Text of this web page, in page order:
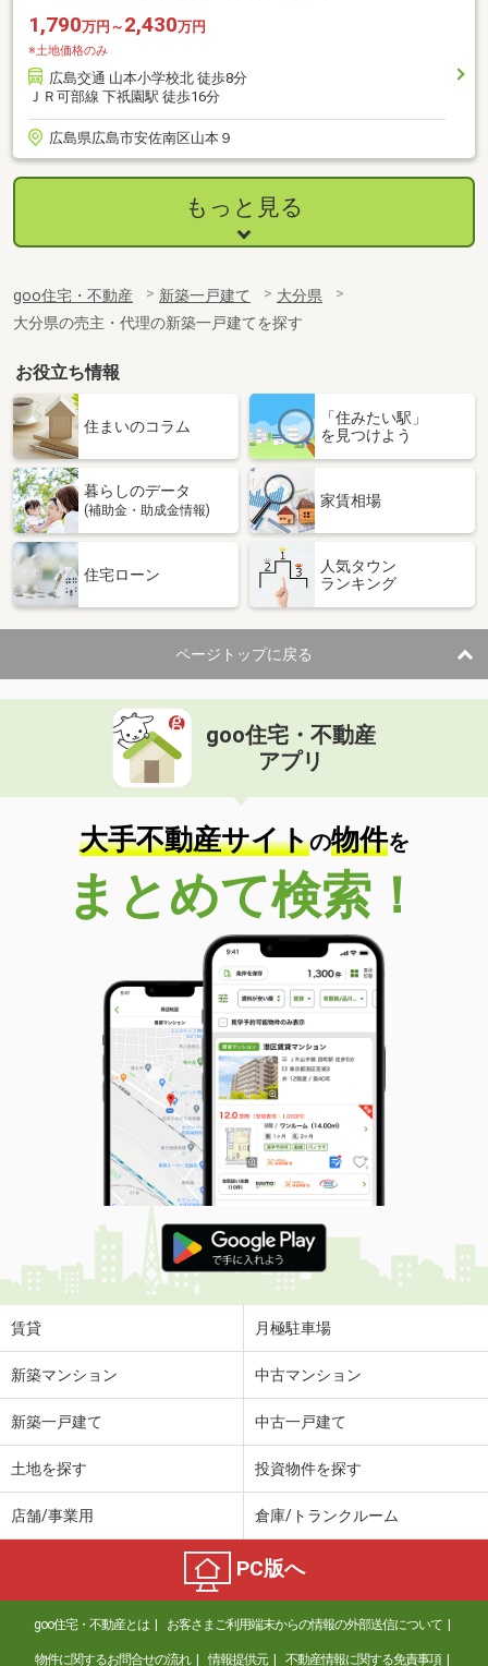
1,790万円～ 2,430万円
※土地価格のみ
広島交通 山本小学校北 徒歩8分
ＪＲ可部線 下祇園駅 徒歩16分
広島県広島市安佐南区山本９
もっと見る
goo住宅・不動産 新築一戸建て
大分県
大分県の売主・代理の新築一戸建てを探す
お役立ち情報
住まいのコラム
「住みたい駅」
を見つけよう
暮らしのデータ
(補助金・助成金情報)
家賃相場
住宅ローン
人気タウン
ランキング
ページトップに戻る
goo住宅・不動産
アプリ
大手不動産サイトの物件を
まとめて検索！
賃貸 月極駐車場
新築マンション 中古マンション
新築一戸建て 中古一戸建て
土地を探す 投資物件を探す
店舗/事業用 倉庫/トランクルーム
PC版へ
goo住宅・不動産とは お客さまご利用端末からの情報の外部送信について
物件に関するお問合せの流れ 情報提供元 不動産情報に関する免責事項